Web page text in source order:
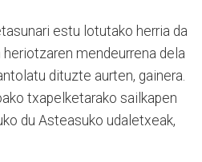
estu lotutako herria da
mendeurrena dela
dituzte aurten, gainera.
txapelketarako sailkapen
du Asteasuko udaletxeak,